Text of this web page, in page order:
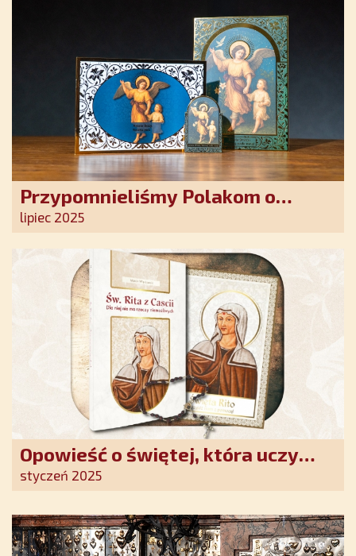
Przypomnieliśmy Polakom o
obecności Anioła Stróża!
lipiec 2025
Opowieść o świętej, która uczy
szczerego oddania się Bogu.
nadziei w XXI wieku
styczeń 2025